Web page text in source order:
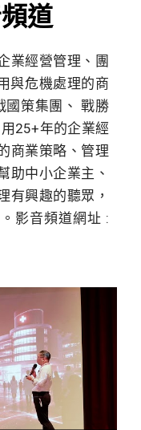
道
業經營管理、團
與危機處理的商
國策集團、 戰勝
25+年的企業經
商業策略、管理
助中小企業主、
有興趣的聽眾，
影音頻道網址 :